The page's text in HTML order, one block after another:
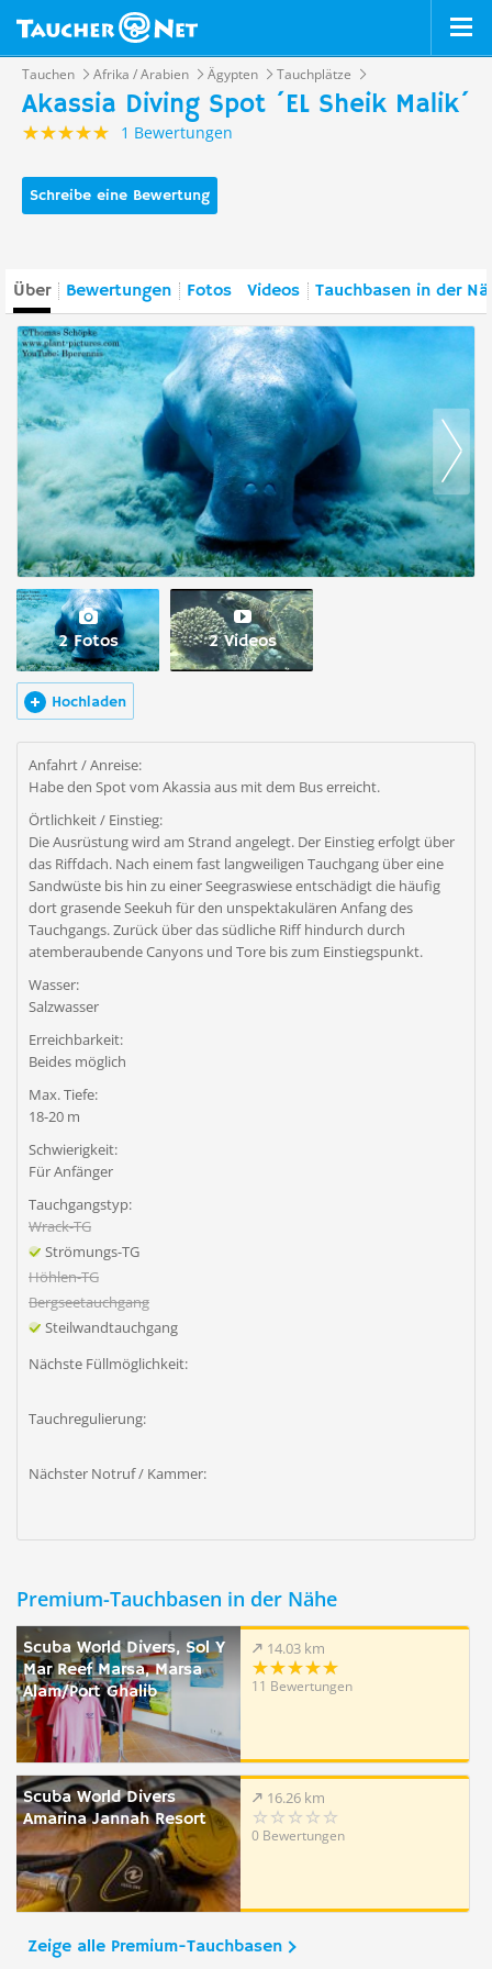
Tauchen Afrika / Arabien Ägypten Tauchplätze
Akassia Diving Spot ´EL Sheik Malik´
1 Bewertungen
Schreibe eine Bewertung
Über Bewertungen Fotos Videos Tauchbasen in der
2 Fotos 2 Videos
Hochladen
Anfahrt / Anreise:
Habe den Spot vom Akassia aus mit dem Bus erreicht.
Örtlichkeit / Einstieg:
Die Ausrüstung wird am Strand angelegt. Der Einstieg erfolgt über
das Riffdach. Nach einem fast langweiligen Tauchgang über eine
Sandwüste bis hin zu einer Seegraswiese entschädigt die häufig
dort grasende Seekuh für den unspektakulären Anfang des
Tauchgangs. Zurück über das südliche Riff hindurch durch
atemberaubende Canyons und Tore bis zum Einstiegspunkt.
Wasser:
Salzwasser
Erreichbarkeit:
Beides möglich
Max. Tiefe:
18-20 m
Schwierigkeit:
Für Anfänger
Tauchgangstyp:
Wrack-TG
Strömungs-TG
Höhlen-TG
Bergseetauchgang
Steilwandtauchgang
Nächste Füllmöglichkeit:
Tauchregulierung:
Nächster Notruf / Kammer:
Premium-Tauchbasen in der Nähe
Scuba World Divers, Sol Y
Mar Reef Marsa, Marsa
Alam/Port Ghalib
14.03 km
11 Bewertungen
Scuba World Divers
Amarina Jannah Resort
16.26 km
0 Bewertungen
Zeige alle Premium-Tauchbasen